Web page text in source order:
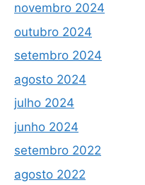
novembro 2024
outubro 2024
setembro 2024
agosto 2024
julho 2024
junho 2024
setembro 2022
agosto 2022